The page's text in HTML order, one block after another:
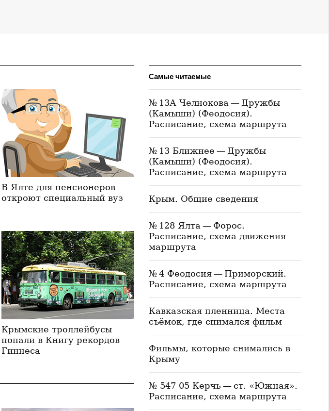
В Ялте для пенсионеров
откроют специальный вуз
Крымские троллейбусы
попали в Книгу рекордов
Гиннеса
Самые читаемые
№ 13А Челнокова — Дружбы
(Камыши) (Феодосия).
Расписание, схема маршрута
№ 13 Ближнее — Дружбы
(Камыши) (Феодосия).
Расписание, схема маршрута
Крым. Общие сведения
№ 128 Ялта — Форос.
Расписание, схема движения
маршрута
№ 4 Феодосия — Приморский.
Расписание, схема маршрута
Кавказская пленница. Места
съёмок, где снимался фильм
Фильмы, которые снимались в
Крыму
№ 547-05 Керчь — ст. «Южная».
Расписание, схема маршрута